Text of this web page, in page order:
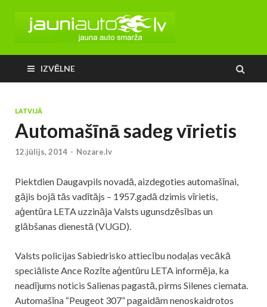
IZVĒLNE
LATVIJĀ
Automašīnā sadeg vīrietis
12.jūlijs, 2014 - Nozare.lv
Piektdien Daugavpils novadā, aizdegoties automašīnai,
gājis bojā tās vadītājs – 1957.gadā dzimis vīrietis,
aģentūra LETA uzzināja Valsts ugunsdzēsības un
glābšanas dienestā (VUGD).
Valsts policijas Sabiedrisko attiecību nodaļas vecākā
speciāliste Ance Rozīte aģentūru LETA informēja, ka
neadījums noticis Salienas pagastā, pirms Silenes ciemata.
Automašīna “Peugeot 307” pagaidām nenoskaidrotos